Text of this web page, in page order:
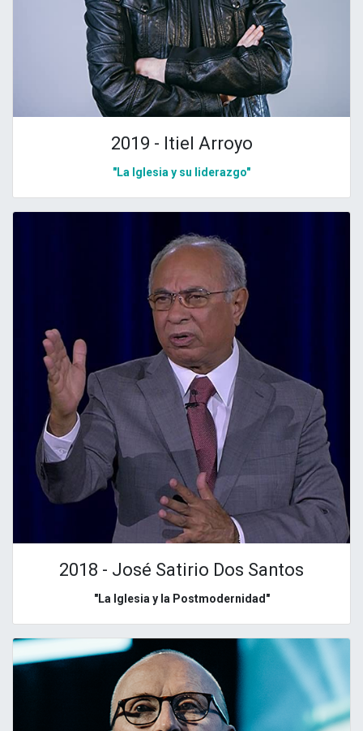
2019 - Itiel Arroyo
"La Iglesia y su liderazgo"
2018 - José Satirio Dos Santos
"La Iglesia y la Postmodernidad"